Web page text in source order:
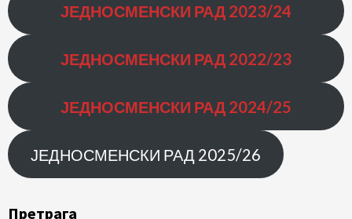
ЈЕДНОСМЕНСКИ РАД 2023/24
ЈЕДНОСМЕНСКИ РАД 2022/23
ЈЕДНОСМЕНСКИ РАД 2024/25
ЈЕДНОСМЕНСКИ РАД 2025/26
Претрага